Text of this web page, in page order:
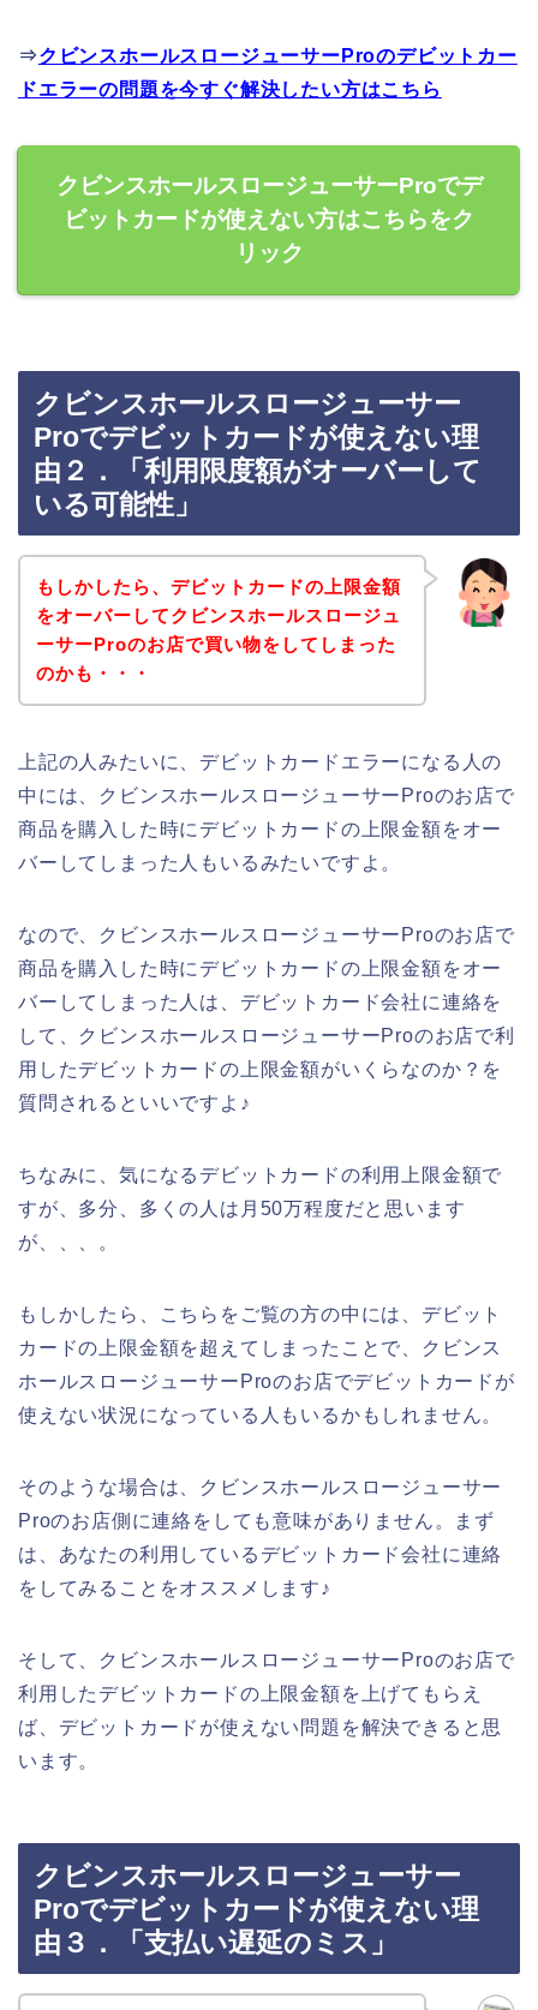
⇒クビンスホールスロージューサーProのデビットカー
ドエラーの問題を今すぐ解決したい方はこちら
クビンスホールスロージューサーProでデ
ビットカードが使えない方はこちらをク
リック
クビンスホールスロージューサー
Proでデビットカードが使えない理
由２．「利用限度額がオーバーして
いる可能性」
もしかしたら、デビットカードの上限金額
をオーバーしてクビンスホールスロージュ
ーサーProのお店で買い物をしてしまった
のかも・・・
上記の人みたいに、デビットカードエラーになる人の
中には、クビンスホールスロージューサーProのお店で
商品を購入した時にデビットカードの上限金額をオー
バーしてしまった人もいるみたいですよ。
なので、クビンスホールスロージューサーProのお店で
商品を購入した時にデビットカードの上限金額をオー
バーしてしまった人は、デビットカード会社に連絡を
して、クビンスホールスロージューサーProのお店で利
用したデビットカードの上限金額がいくらなのか？を
質問されるといいですよ♪
ちなみに、気になるデビットカードの利用上限金額で
すが、多分、多くの人は月50万程度だと思います
が、、、。
もしかしたら、こちらをご覧の方の中には、デビット
カードの上限金額を超えてしまったことで、クビンス
ホールスロージューサーProのお店でデビットカードが
使えない状況になっている人もいるかもしれません。
そのような場合は、クビンスホールスロージューサー
Proのお店側に連絡をしても意味がありません。まず
は、あなたの利用しているデビットカード会社に連絡
をしてみることをオススメします♪
そして、クビンスホールスロージューサーProのお店で
利用したデビットカードの上限金額を上げてもらえ
ば、デビットカードが使えない問題を解決できると思
います。
クビンスホールスロージューサー
Proでデビットカードが使えない理
由３．「支払い遅延のミス」